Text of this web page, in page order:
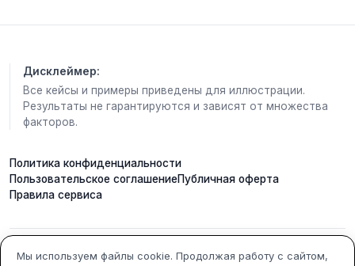
Дисклеймер:
Все кейсы и примеры приведены для иллюстрации.
Результаты не гарантируются и зависят от множества
факторов.
Политика конфиденциальности
Пользовательское соглашениеПубличная оферта
Правила сервиса
ИП Кобилинский Артем
ИНН 615490002327
Мы используем файлы cookie. Продолжая работу с сайтом,